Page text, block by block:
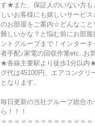
す★また、保証人のいない方も
しいお客様にも嬉しいサービ
のお部屋をご案内☆どんなこと
難しいかな？と悩む前にお部
ントグループまで！インター
者手配♪家電の回収作業etc..お
★各線主要駅より徒歩1分以内
グ代は45100円、エアコンクリ
となります。
毎日更新の当社グループ総合ホ
ら！！！
＝＝＝＝＝＝＝＝＝＝＝＝＝＝